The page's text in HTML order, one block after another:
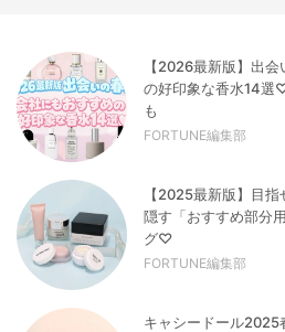
【2026最新版】出
の好印象な香水14選
も
FORTUNE編集部
【2025最新版】目
隠す「おすすめ部分
グ♡
FORTUNE編集部
キャシードール2025